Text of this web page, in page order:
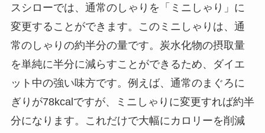
スシローでは、通常のしゃりを「ミニしゃり」に
変更することができます。このミニしゃりは、通
常のしゃりの約半分の量です。炭水化物の摂取量
を単純に半分に減らすことができるため、ダイエ
ット中の強い味方です。例えば、通常のまぐろに
ぎりが78kcalですが、ミニしゃりに変更すれば約半
分になります。これだけで大幅にカロリーを削減